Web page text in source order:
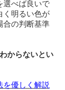
選べば良いで
く明るい色が
合の判断基準
からないとい
を優しく解説